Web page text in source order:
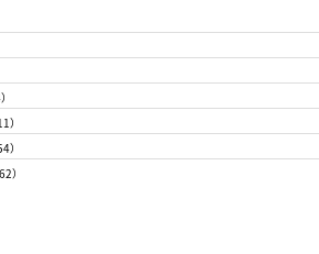
）
）
）